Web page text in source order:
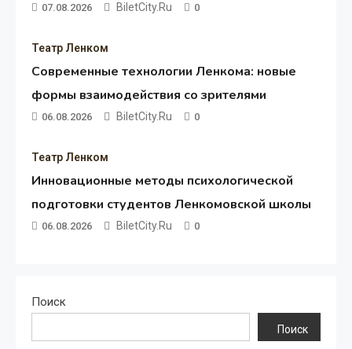
07.08.2026 BiletCity.ru 0
Театр Ленком
Современные технологии Ленкома: новые
формы взаимодействия со зрителями
06.08.2026 BiletCity.ru 0
Театр Ленком
Инновационные методы психологической
подготовки студентов Ленкомовской школы
06.08.2026 BiletCity.ru 0
Поиск
Поиск